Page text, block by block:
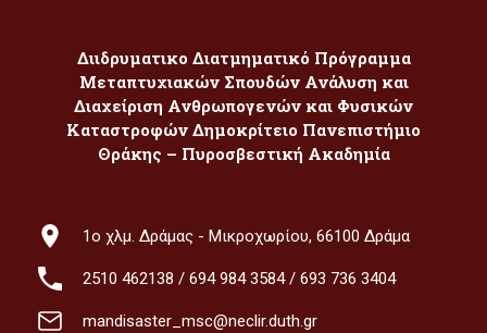
Διιδρυματικο Διατμηματικό Πρόγραμμα
Μεταπτυχιακών Σπουδών Ανάλυση και
Διαχείριση Ανθρωπογενών και Φυσικών
Καταστροφών Δημοκρίτειο Πανεπιστήμιο
Θράκης – Πυροσβεστική Ακαδημία
1ο χλμ. Δράμας - Μικροχωρίου, 66100 Δράμα
2510 462138 / 694 984 3584/ 693 736 3404
mandisaster_msc@neclir.duth.gr